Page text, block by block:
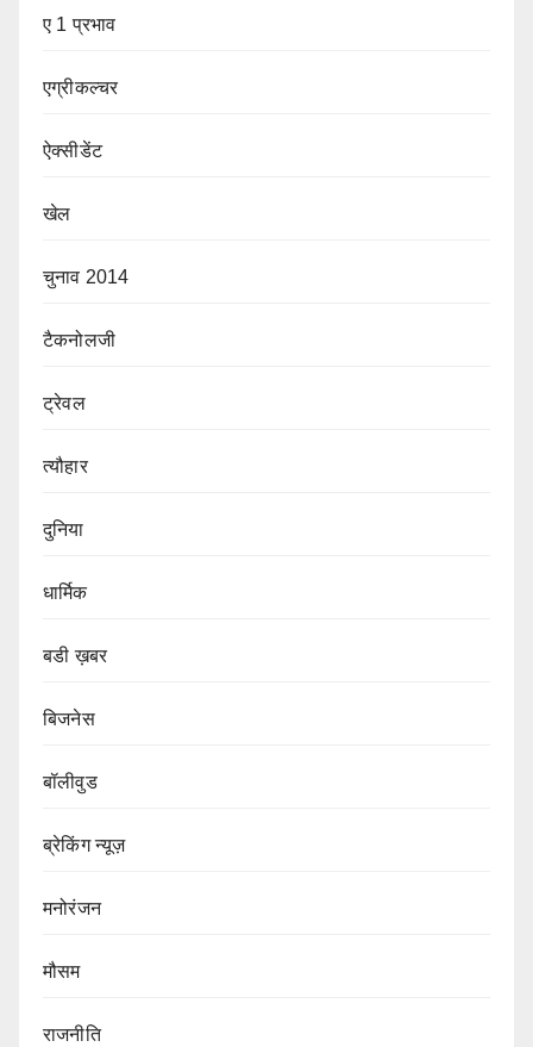
ए 1 प्रभाव
एग्रीकल्चर
ऐक्सीडेंट
खेल
चुनाव 2014
टैकनोलजी
ट्रेवल
त्यौहार
दुनिया
धार्मिक
बडी ख़बर
बिजनेस
बॉलीवुड
ब्रेकिंग न्यूज़
मनोरंजन
मौसम
राजनीति